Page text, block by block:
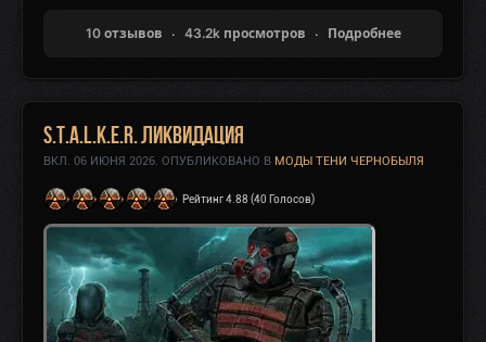
10 отзывов 43.2k просмотров Подробнее
S.T.A.L.K.E.R. Ликвидация
ВКЛ. 06 ИЮНЯ 2026. ОПУБЛИКОВАНО В МОДЫ ТЕНИ ЧЕРНОБЫЛЯ
Рейтинг 4.88 (40 Голосов)